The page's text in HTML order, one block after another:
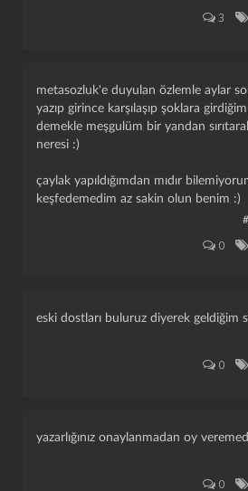
3
metasozluk'e duyulan özlemle aylar
yazıp girince karşılaşıp şoklara
demekle meşgulüm bir yandan
neresi :)
çaylak yapıldığımdan mıdır
keşfedemedim az sakin olun benim :)
0
eski dostları buluruz diyerek geldiğim
0
yazarlığınız onaylanmadan oy
0